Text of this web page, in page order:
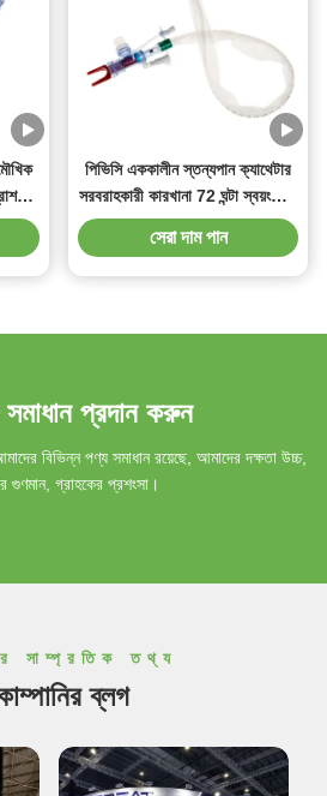
পিভিসি এককালীন স্তন্যপান ক্যাথেটার
সরবরাহকারী কারখানা 72 ঘন্টা স্বয়ংক্রিয়
ফ্লাশিং
সেরা দাম পান
সমাধান প্রদান করুন
বিভিন্ন পণ্য সমাধান রয়েছে, আমাদের দক্ষতা উচ্চ,
গুণমান, গ্রাহকের প্রশংসা।
সাম্প্রতিক তথ্য
ব্লগ